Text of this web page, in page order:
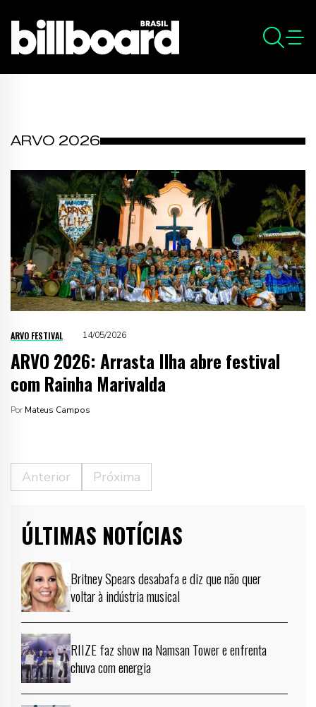
ARVO 2026
ARVO FESTIVAL 14/05/2026
ARVO 2026: Arrasta Ilha abre festival
com Rainha Marivalda
Por Mateus Campos
Anterior Próxima
ÚLTIMAS NOTÍCIAS
Britney Spears desabafa e diz que não quer
voltar à indústria musical
RIIZE faz show na Namsan Tower e enfrenta
chuva com energia